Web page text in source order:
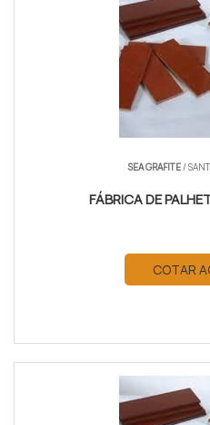
SEA GRAFITE/
FÁBRICA DE
COTAR